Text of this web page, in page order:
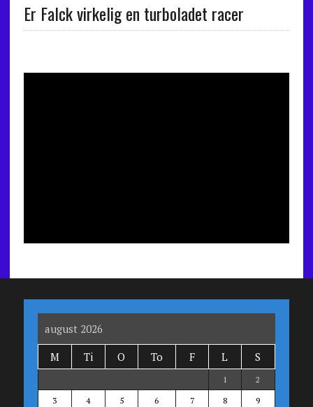
Er Falck virkelig en turboladet racer
august 2026
M
Ti O To F L S
1
2
3
4 5 6 7 8
9